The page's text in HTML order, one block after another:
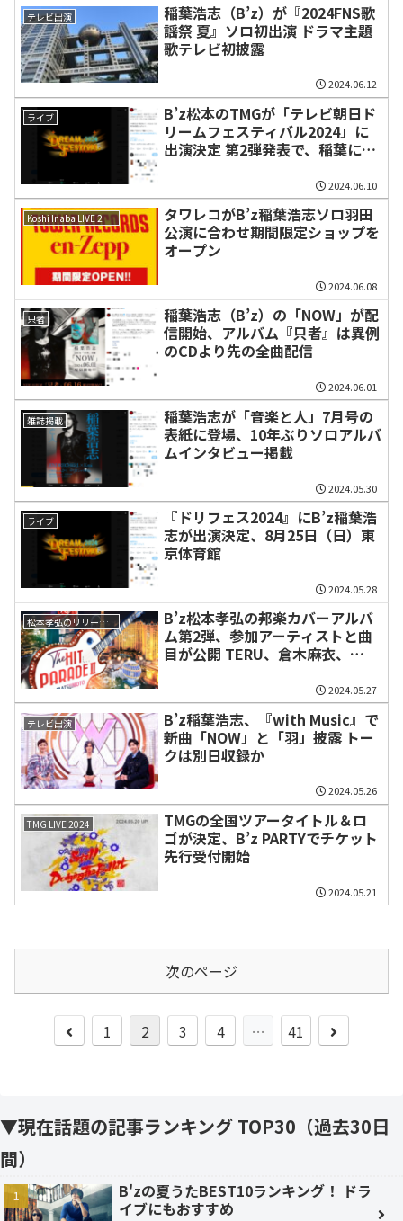
テレビ出演
稲葉浩志（B’z）が『2024FNS歌
謡祭 夏』ソロ初出演 ドラマ主題
歌テレビ初披露
2024.06.12
ライブ
B’z松本のTMGが「テレビ朝日ド
リームフェスティバル2024」に
出演決定 第2弾発表で、稲葉に続
2024.06.10
Koshi Inaba LIVE 2024 ～en-Zepp～
タワレコがB’z稲葉浩志ソロ羽田
公演に合わせ期間限定ショップを
オープン
2024.06.08
只者
稲葉浩志（B’z）の「NOW」が配
信開始、アルバム『只者』は異例
のCDより先の全曲配信
2024.06.01
雑誌掲載
稲葉浩志が「音楽と人」7月号の
表紙に登場、10年ぶりソロアルバ
ムインタビュー掲載
2024.05.30
ライブ
『ドリフェス2024』にB’z稲葉浩
志が出演決定、8月25日（日）東
京体育館
2024.05.28
松本孝弘のリリース情報
B’z松本孝弘の邦楽カバーアルバ
ム第2弾、参加アーティストと曲
目が公開 TERU、倉木麻衣、
2024.05.27
テレビ出演
B’z稲葉浩志、『with Music』で
新曲「NOW」と「羽」披露 トー
クは別日収録か
2024.05.26
TMG LIVE 2024
TMGの全国ツアータイトル＆ロ
ゴが決定、B’z PARTYでチケット
先行受付開始
2024.05.21
次のページ
前
1 2 3 4 … 41
次
▼現在話題の記事ランキング TOP30（過去30日
間）
B'zの夏うたBEST10ランキング！ ドラ
イブにもおすすめ